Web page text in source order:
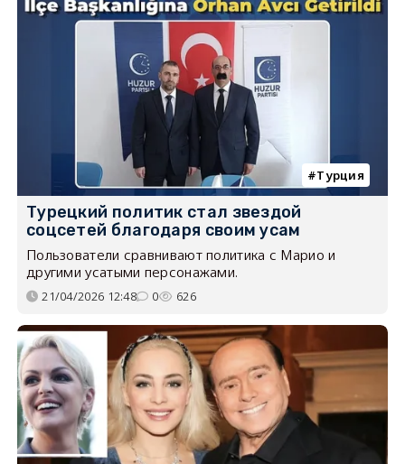
Турция
Турецкий политик стал звездой
соцсетей благодаря своим усам
Пользователи сравнивают политика с Марио и
другими усатыми персонажами.
21/04/2026 12:48 0 626